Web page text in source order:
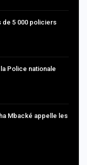
de 5 000 policiers
Police nationale
Mbacké appelle les